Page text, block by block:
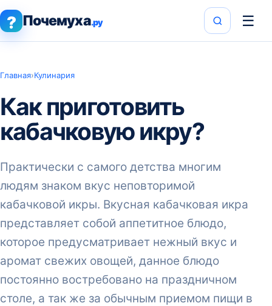
? Почемуха.ру ☰
Главная›Кулинария
Как приготовить
кабачковую икру?
Практически с самого детства многим
людям знаком вкус неповторимой
кабачковой икры. Вкусная кабачковая икра
представляет собой аппетитное блюдо,
которое предусматривает нежный вкус и
аромат свежих овощей, данное блюдо
постоянно востребовано на праздничном
столе, а так же за обычным приемом пищи в